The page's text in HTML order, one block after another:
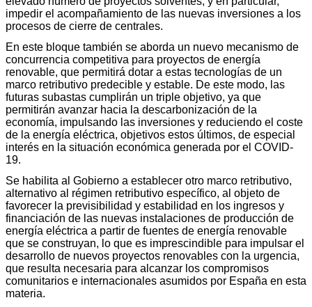
impedir el acompañamiento de las nuevas inversiones a los
procesos de cierre de centrales.
En este bloque también se aborda un nuevo mecanismo de
concurrencia competitiva para proyectos de energía
renovable, que permitirá dotar a estas tecnologías de un
marco retributivo predecible y estable. De este modo, las
futuras subastas cumplirán un triple objetivo, ya que
permitirán avanzar hacia la descarbonización de la
economía, impulsando las inversiones y reduciendo el coste
de la energía eléctrica, objetivos estos últimos, de especial
interés en la situación económica generada por el COVID-
19.
Se habilita al Gobierno a establecer otro marco retributivo,
alternativo al régimen retributivo específico, al objeto de
favorecer la previsibilidad y estabilidad en los ingresos y
financiación de las nuevas instalaciones de producción de
energía eléctrica a partir de fuentes de energía renovable
que se construyan, lo que es imprescindible para impulsar el
desarrollo de nuevos proyectos renovables con la urgencia,
que resulta necesaria para alcanzar los compromisos
comunitarios e internacionales asumidos por España en esta
materia.